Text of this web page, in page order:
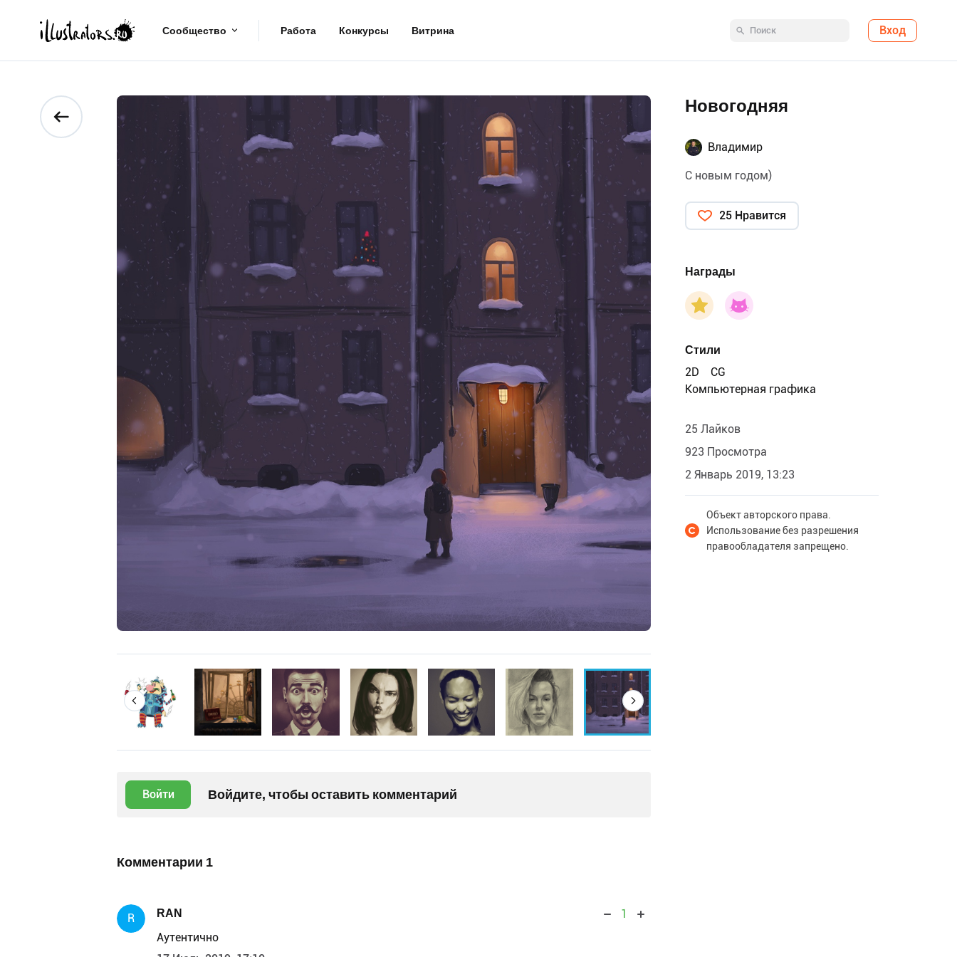
Сообщество Работа Конкурсы Витрина Вход
Войти Войдите, чтобы оставить комментарий
Комментарии 1
R RAN
1
Аутентично
Новогодняя
Владимир
С новым годом)
25 Нравится
Награды
Стили
2D
CG
Компьютерная графика
25 Лайков
923 Просмотра
2 Январь 2019, 13:23
Объект авторского права.
Использование без разрешения
правообладателя запрещено.